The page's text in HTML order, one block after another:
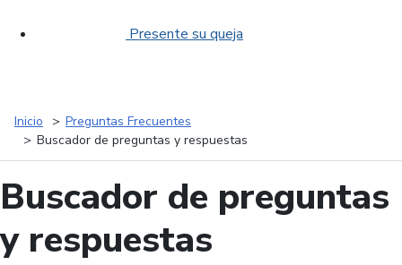
Presente su queja
Inicio
Preguntas Frecuentes
Buscador de preguntas y respuestas
Buscador de preguntas
y respuestas